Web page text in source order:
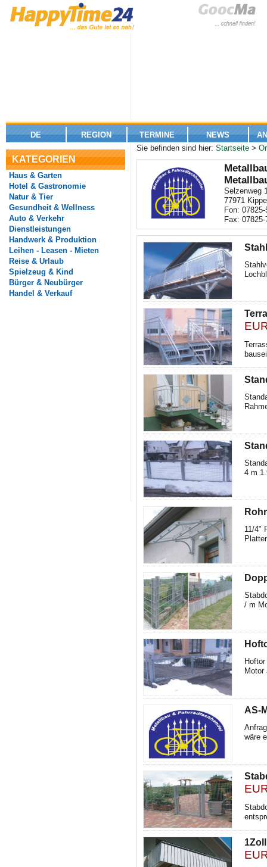
DE REGION TERMINE NEWS
KATEGORIEN
Haus & Garten
Hotel & Gastronomie
Natur & Tier
Gesundheit & Wellness
Auto & Verkehr
Dienstleistungen
Handwerk & Produktion
Leihen - Leasen - Mieten
Reise & Urlaub
Spielzeug & Kind
Bürger & Neubürger
Handel & Verkauf
Sie befinden sind hier: Startseite >
Selzenweg
77971
Fon: 07825-
Fax: 07825-
4 m
11/4"
/ m
Motor
AS-
wäre